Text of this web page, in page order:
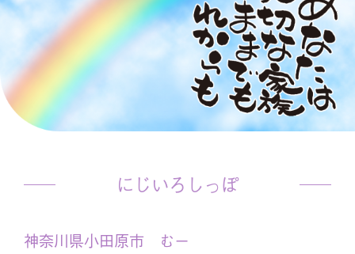
にじいろしっぽ
神奈川県小田原市 むー